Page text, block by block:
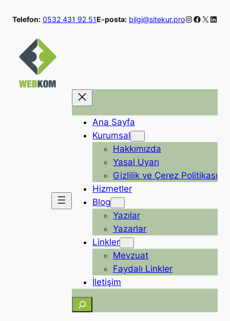
geç
Telefon: 0532 431 92 51E-posta: bilgi@sitekur.proInstagram
X
Ana Sayfa
Kurumsal
Hakkımızda
Yasal Uyarı
Gizlilik ve Çerez Politikası
Hizmetler
Blog
Yazılar
Yazarlar
Linkler
Mevzuat
Faydalı Linkler
İletişim
Ara